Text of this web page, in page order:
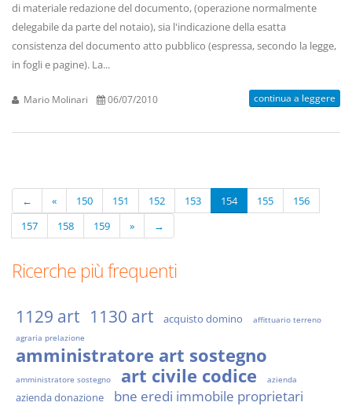
di materiale redazione del documento, (operazione normalmente
delegabile da parte del notaio), sia l'indicazione della esatta
consistenza del documento atto pubblico (espressa, secondo la legge,
in fogli e pagine). La...
Mario Molinari 06/07/2010 continua a leggere
← « 150 151 152 153 154 155
156
157
158 159 » →
Ricerche più frequenti
1129 art 1130 art acquisto domino
affittuario terreno
agraria prelazione
amministratore art sostegno
amministratore sostegno art civile codice azienda
azienda donazione bne eredi immobile proprietari